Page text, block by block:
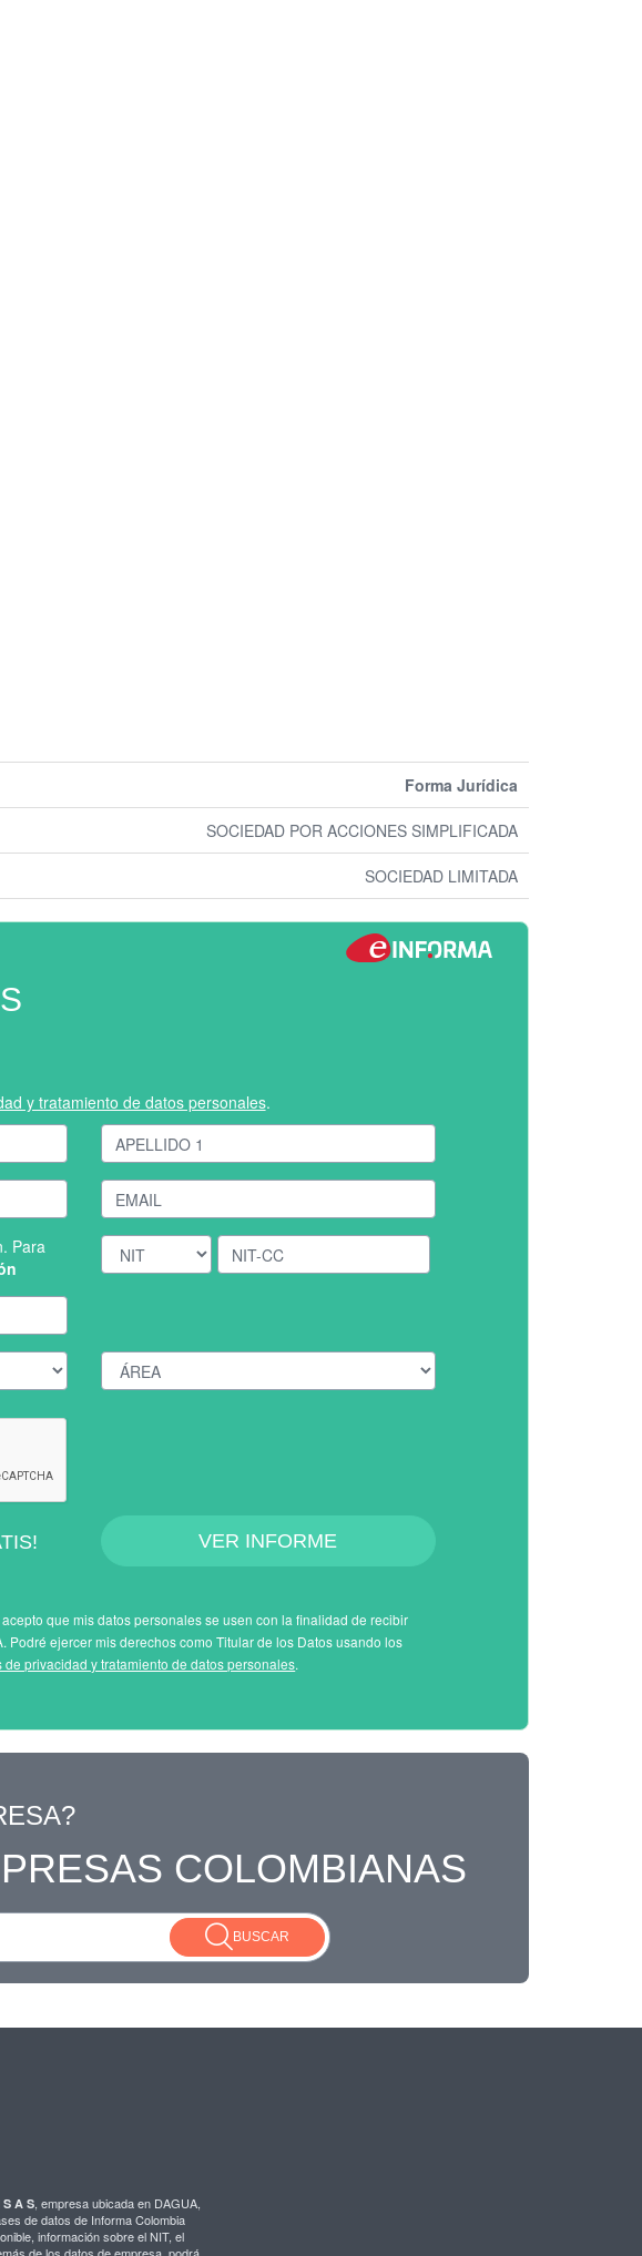
Forma Jurídica
SOCIEDAD POR ACCIONES SIMPLIFICADA
SOCIEDAD LIMITADA
y tratamiento de datos personales.
Para
VER INFORME
que mis datos personales se usen con la finalidad de recibir
Podré ejercer mis derechos como Titular de los Datos usando los
de privacidad y tratamiento de datos personales.
COLOMBIANAS
BUSCAR
A S , empresa ubicada en DAGUA,
de datos de Informa Colombia
información sobre el NIT, el